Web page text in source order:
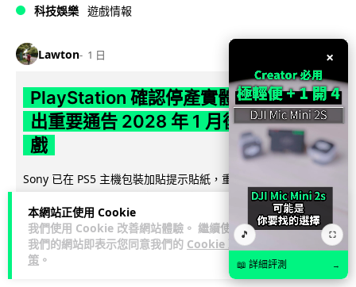
本網站正使用 Cookie
我們使用 Cookie 改善網站體驗。 繼續使用
我們的網站即表示您同意我們的 Cookie 政
策 。
科技娛樂 遊戲情報
Lawton 1 日
PlayStation 確認停產實體光碟 包裝印
出重要通告 2028 年 1 月後不出光碟遊
戲
Sony 已在 PS5 主機包裝加貼提示貼紙，重申官方 7 月已公布
計劃：2028 年 1 月起停產新遊戲實體光碟。分析師預期 PS6
因此... 閱讀全文
169 76 ↗ 分享
×
🎵 ⛶
📖 詳細評測 →